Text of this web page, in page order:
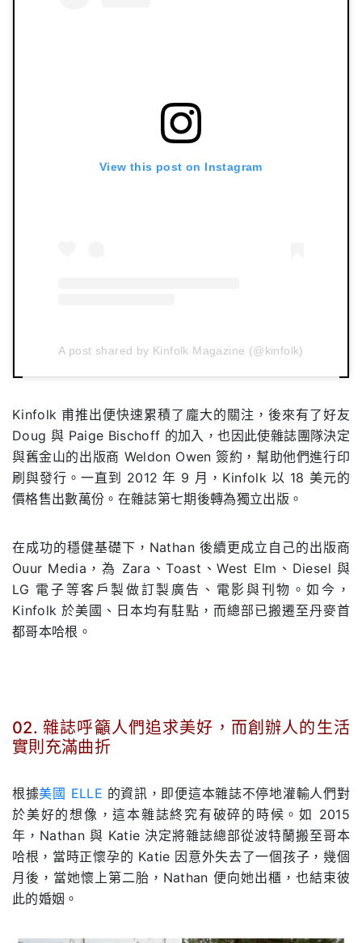
View this post on Instagram
A post shared by Kinfolk Magazine (@kinfolk)
Kinfolk 甫推出便快速累積了龐大的關注，後來有了好友
Doug 與 Paige Bischoff 的加入，也因此使雜誌團隊決定
與舊金山的出版商 Weldon Owen 簽約，幫助他們進行印
刷與發行。一直到 2012 年 9 月，Kinfolk 以 18 美元的
價格售出數萬份。在雜誌第七期後轉為獨立出版。
在成功的穩健基礎下，Nathan 後續更成立自己的出版商
Ouur Media，為 Zara、Toast、West Elm、Diesel 與
LG 電子等客戶製做訂製廣告、電影與刊物。如今，
Kinfolk 於美國、日本均有駐點，而總部已搬遷至丹麥首
都哥本哈根。
02. 雜誌呼籲人們追求美好，而創辦人的生活
實則充滿曲折
根據美國 ELLE 的資訊，即便這本雜誌不停地灌輸人們對
於美好的想像，這本雜誌終究有破碎的時候。如 2015
年，Nathan 與 Katie 決定將雜誌總部從波特蘭搬至哥本
哈根，當時正懷孕的 Katie 因意外失去了一個孩子，幾個
月後，當她懷上第二胎，Nathan 便向她出櫃，也結束彼
此的婚姻。